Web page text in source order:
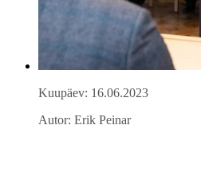
Kuupäev: 16.06.2023
Autor: Erik Peinar